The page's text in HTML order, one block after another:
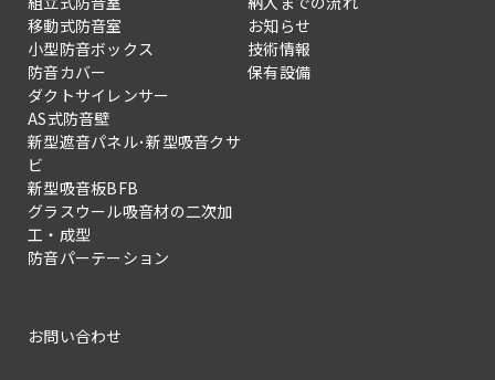
移動式防音室
小型防音ボックス
防音カバー
ダクトサイレンサー
AS式防音壁
新型遮音パネル･新型吸音クサ
ビ
新型吸音板BFB
グラスウール吸音材の二次加
工・成型
防音パーテーション
お知らせ
技術情報
保有設備
お問い合わせ